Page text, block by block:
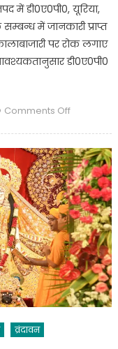
में डी0ए0पी0, यूरिया,
में जानकारी प्राप्त
पर रोक लगाए
डी0ए0पी0
Comments Offon
जनपद
मथुरा
में
विकास
कार्यों
एवं
कानून-
व्यवस्था
की
समीक्षा
व्रंदावन